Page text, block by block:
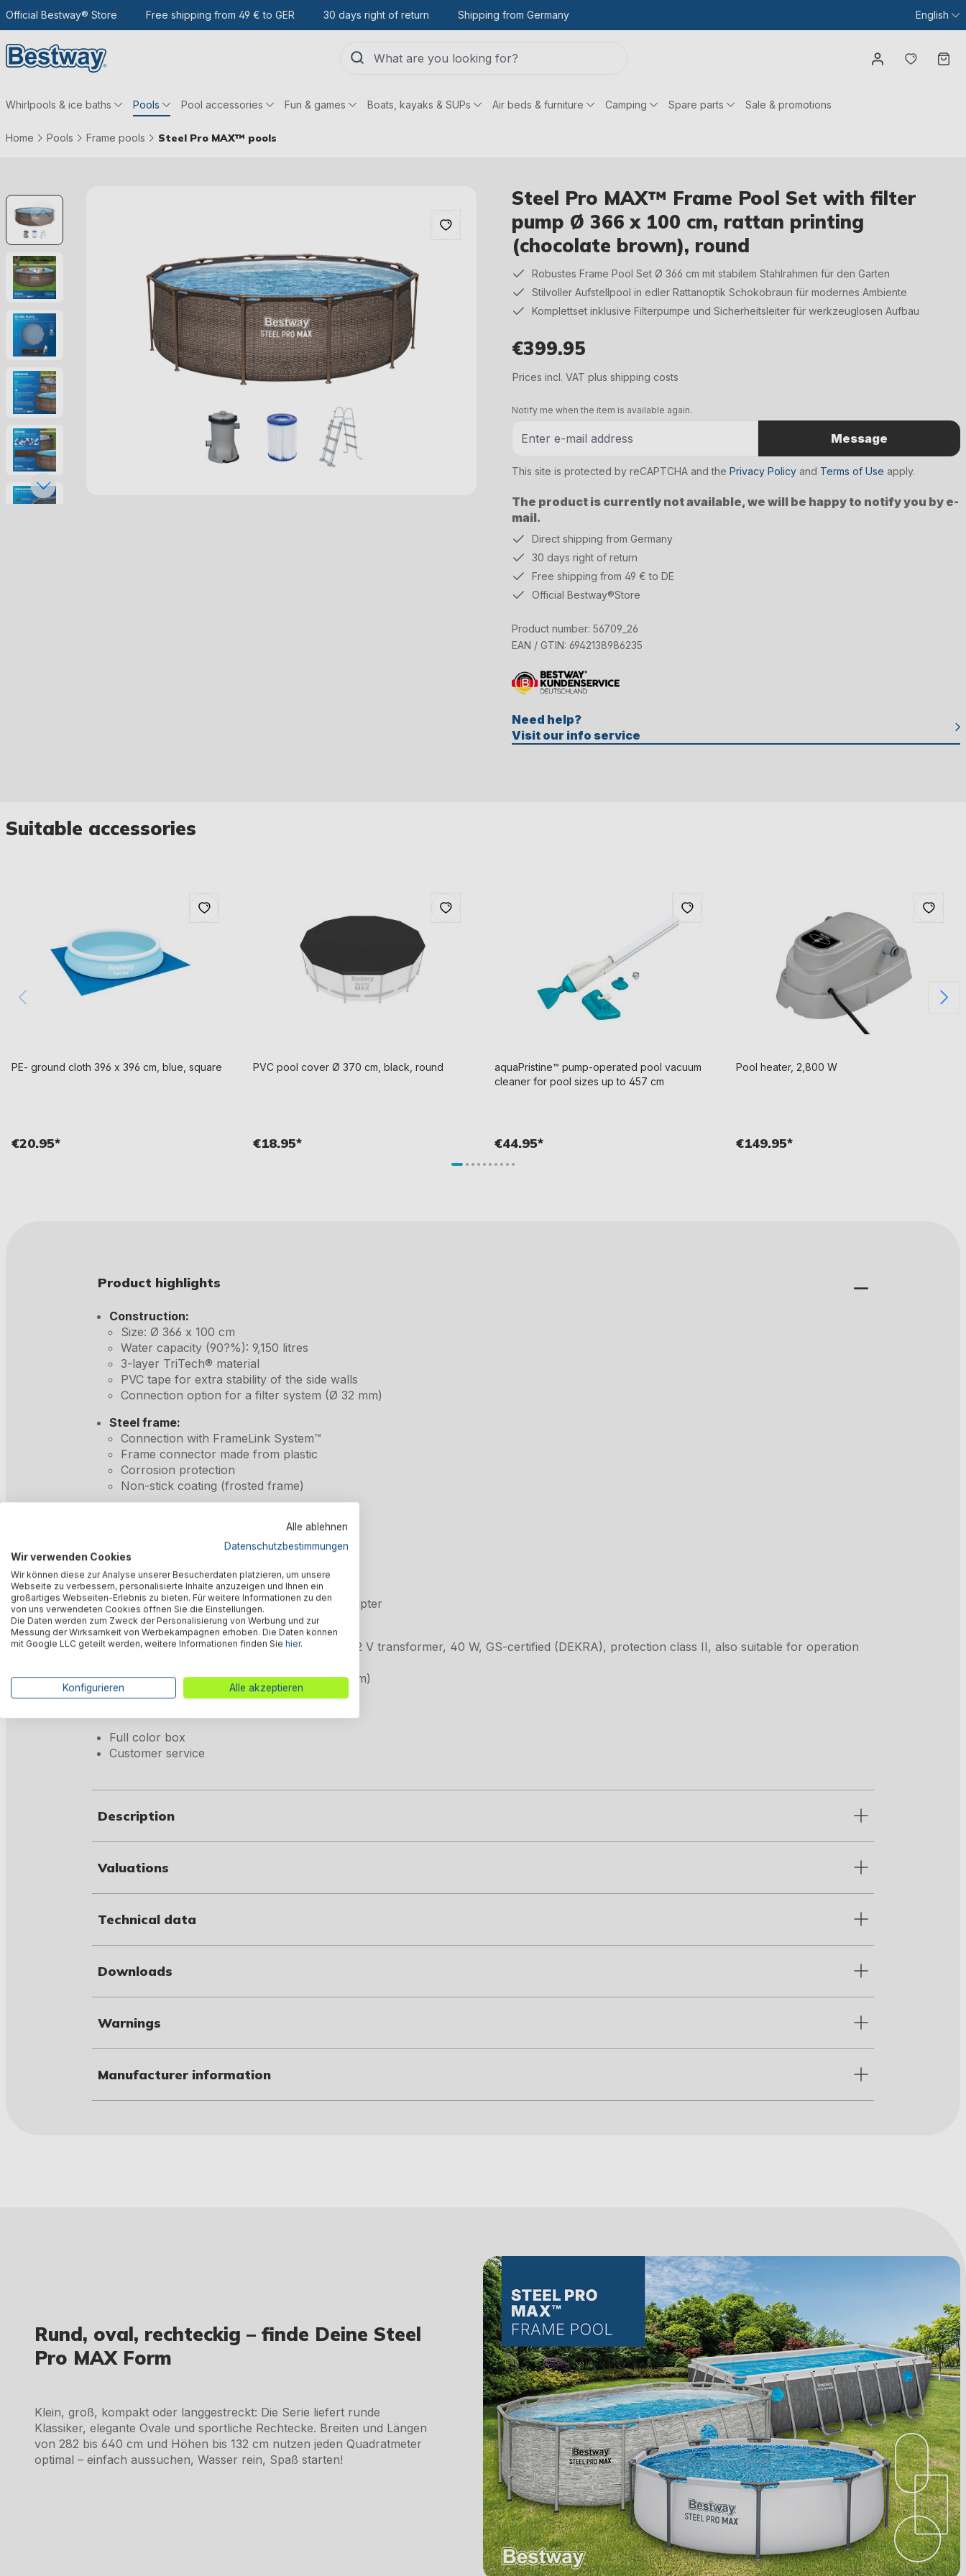
main content
Go to search
To the main navigation
Official Bestway® Store Free shipping from 49 € to GER 30 days right of return Shipping from Germany English
You
Whirlpools & ice baths Pools Pool accessories Fun & games Boats, kayaks & SUPs Air beds & furniture Camping Spare parts Sale & promotions
Home Pools Frame pools Steel Pro MAX™ pools
Skip picture gallery
Steel Pro MAX™ Frame Pool Set with filter
pump Ø 366 x 100 cm, rattan printing
(chocolate brown), round
Robustes Frame Pool Set Ø 366 cm mit stabilem Stahlrahmen für den Garten
Stilvoller Aufstellpool in edler Rattanoptik Schokobraun für modernes Ambiente
Komplettset inklusive Filterpumpe und Sicherheitsleiter für werkzeuglosen Aufbau
€399.95
Prices incl. VAT plus shipping costs
The product is currently not available, we will be happy to notify you by e-
mail.
Notify me when the item is available again.
Message
This site is protected by reCAPTCHA and the Privacy Policy and Terms of Use apply.
Direct shipping from Germany
30 days right of return
Free shipping from 49 € to DE
Official Bestway®Store
Product number: 56709_26
EAN / GTIN: 6942138986235
Need help?
Visit our info service
Suitable accessories
PE- ground cloth 396 x 396 cm, blue, square
€20.95*
PVC pool cover Ø 370 cm, black, round
€18.95*
aquaPristine™ pump-operated pool vacuum
cleaner for pool sizes up to 457 cm
€44.95*
Pool heater, 2,800 W
€149.95*
Product highlights
Construction:
Size: Ø 366 x 100 cm
Water capacity (90?%): 9,150 litres
3-layer TriTech® material
PVC tape for extra stability of the side walls
Connection option for a filter system (Ø 32 mm)
Steel frame:
Connection with FrameLink System™
Frame connector made from plastic
Corrosion protection
Non-stick coating (frosted frame)
Colour: rattan printing (chocolate brown)
Base in mosaic printing
Assembly and disassembly:
Easy set up possible without tools
Integrated drain valve with garden hose adapter
Scope of delivery:
Filter pump #58383 2,006 l/h, 220-240 V, 12 V transformer, 40 W, GS-certified (DEKRA), protection class II, also suitable for operation
Filter cartridge #58094 Size II (10.6 x 13.6 cm)
Ladder #58330 107 cm
Full color box
Customer service
Description
Valuations
Technical data
Downloads
Warnings
Manufacturer information
Rund, oval, rechteckig – finde Deine Steel
Pro MAX Form
Klein, groß, kompakt oder langgestreckt: Die Serie liefert runde
Klassiker, elegante Ovale und sportliche Rechtecke. Breiten und Längen
von 282 bis 640 cm und Höhen bis 132 cm nutzen jeden Quadratmeter
optimal – einfach aussuchen, Wasser rein, Spaß starten!
Alle ablehnen
Datenschutzbestimmungen
Wir verwenden Cookies
Wir können diese zur Analyse unserer Besucherdaten platzieren, um unsere
Webseite zu verbessern, personalisierte Inhalte anzuzeigen und Ihnen ein
großartiges Webseiten-Erlebnis zu bieten. Für weitere Informationen zu den
von uns verwendeten Cookies öffnen Sie die Einstellungen.
Die Daten werden zum Zweck der Personalisierung von Werbung und zur
Messung der Wirksamkeit von Werbekampagnen erhoben. Die Daten können
mit Google LLC geteilt werden, weitere Informationen finden Sie hier.
Konfigurieren Alle akzeptieren